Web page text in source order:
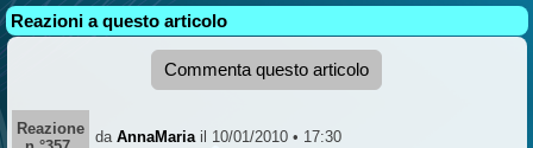
Reazioni a questo articolo
Commenta questo articolo
Reazione
da AnnaMaria il 10/01/2010 • 17:30